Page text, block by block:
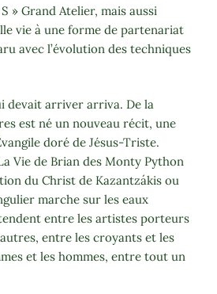
» Grand Atelier, mais aussi
vie à une forme de partenariat
avec l’évolution des techniques
devait arriver arriva. De la
est né un nouveau récit, une
doré de Jésus-Triste.
Vie de Brian des Monty Python
du Christ de Kazantzákis ou
marche sur les eaux
entre les artistes porteurs
entre les croyants et les
et les hommes, entre tout un